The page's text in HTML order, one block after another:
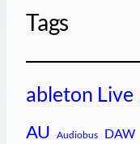
Tags
ableton Live
AU Audiobus DAW